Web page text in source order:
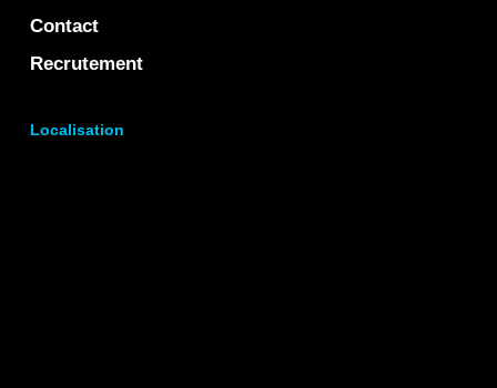
Contact
Recrutement
Localisation